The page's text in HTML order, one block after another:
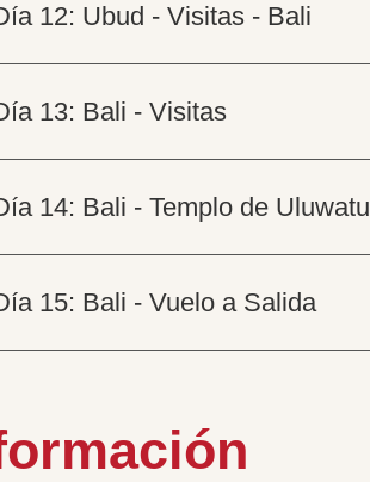
12: Ubud - Visitas - Bali
13: Bali - Visitas
14: Bali - Templo de Uluwatu
15: Bali - Vuelo a Salida